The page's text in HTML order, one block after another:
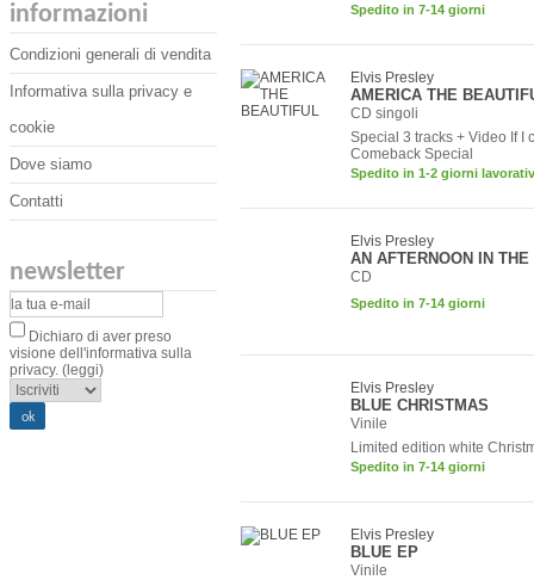
informazioni
Condizioni generali di vendita
Informativa sulla privacy e
cookie
Dove siamo
Contatti
newsletter
Dichiaro di aver preso
visione dell'informativa sulla
privacy. (leggi)
Spedito in 7-14 giorni
Elvis Presley
AMERICA THE
CD singoli
Special 3 tracks + Video If I
Comeback Special
Spedito in 1-2 giorni
Elvis Presley
AN AFTERNOON IN THE
CD
Spedito in 7-14 giorni
Elvis Presley
BLUE CHRISTMAS
Vinile
Limited edition white
Spedito in 7-14 giorni
Elvis Presley
BLUE EP
Vinile